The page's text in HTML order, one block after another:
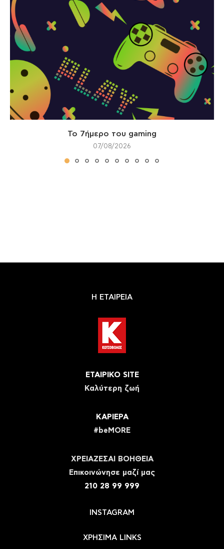
Το 7ήμερο του gaming
07/08/2026
Η ΕΤΑΙΡΕΙΑ
ΕΤΑΙΡΙΚΟ SITE
Καλύτερη ζωή
ΚΑΡΙΕΡΑ
#beMORE
ΧΡΕΙΑΖΕΣΑΙ ΒΟΗΘΕΙΑ
Eπικοινώνησε μαζί μας
210 28 99 999
INSTAGRAM
ΧΡΗΣΙΜΑ LINKS